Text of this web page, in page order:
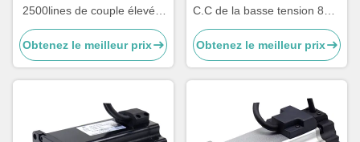
2500lines de couple élevé à
vitesse réduite de 84W 3NM
Obtenez le meilleur prix
C.C de la basse tension 84W
3NM 48V 280Rpm/minute
Obtenez le meilleur prix